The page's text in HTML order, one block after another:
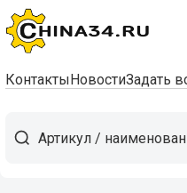
КонтактыНовостиЗадать